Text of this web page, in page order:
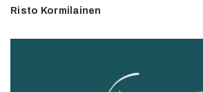
Risto Kormilainen